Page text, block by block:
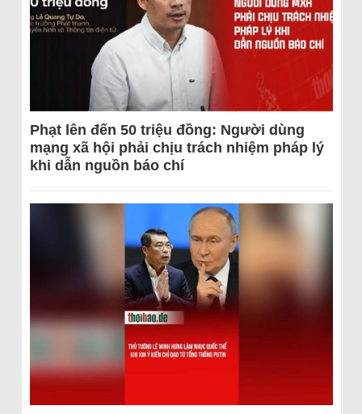
Phạt lên đến 50 triệu đồng: Người dùng
mạng xã hội phải chịu trách nhiệm pháp lý
khi dẫn nguồn báo chí